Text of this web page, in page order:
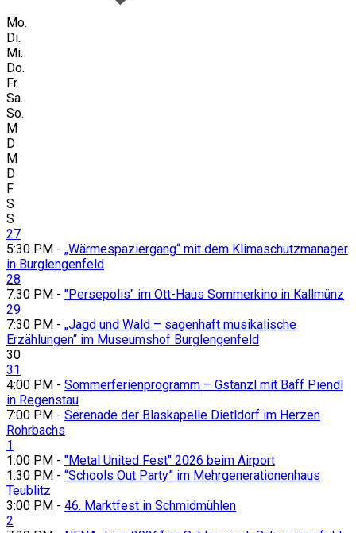
Mo.
Di.
Mi.
Do.
Fr.
Sa.
So.
M
D
M
D
F
S
S
27
5:30 PM - „Wärmespaziergang“ mit dem Klimaschutzmanager
in Burglengenfeld
28
7:30 PM - "Persepolis" im Ott-Haus Sommerkino in Kallmünz
29
7:30 PM - „Jagd und Wald – sagenhaft musikalische
Erzählungen“ im Museumshof Burglengenfeld
30
31
4:00 PM - Sommerferienprogramm – Gstanzl mit Bäff Piendl
in Regenstau
7:00 PM - Serenade der Blaskapelle Dietldorf im Herzen
Rohrbachs
1
1:00 PM - "Metal United Fest" 2026 beim Airport
1:30 PM - “Schools Out Party” im Mehrgenerationenhaus
Teublitz
3:00 PM - 46. Marktfest in Schmidmühlen
2